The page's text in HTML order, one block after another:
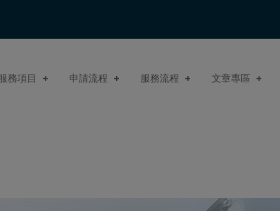
務項目 申請流程 服務流程 文章專區